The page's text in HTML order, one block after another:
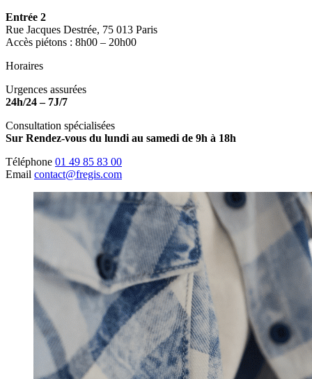
Entrée 2
Rue Jacques Destrée, 75 013 Paris
Accès piétons : 8h00 – 20h00
Horaires
Urgences assurées
24h/24 – 7J/7
Consultation spécialisées
Sur Rendez-vous du lundi au samedi de 9h à 18h
Téléphone 01 49 85 83 00
Email contact@fregis.com